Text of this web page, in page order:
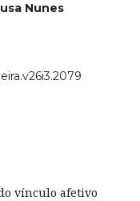
Nunes
vínculo afetivo